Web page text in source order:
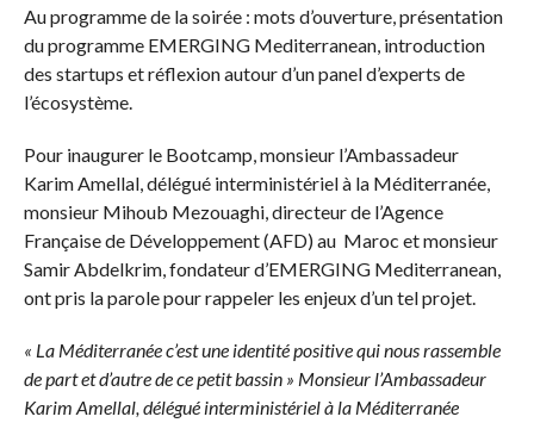
Au programme de la soirée : mots d’ouverture, présentation
du programme EMERGING Mediterranean, introduction
des startups et réflexion autour d’un panel d’experts de
l’écosystème.
Pour inaugurer le Bootcamp, monsieur l’Ambassadeur
Karim Amellal, délégué interministériel à la Méditerranée,
monsieur Mihoub Mezouaghi, directeur de l’Agence
Française de Développement (AFD) au Maroc et monsieur
Samir Abdelkrim, fondateur d’EMERGING Mediterranean,
ont pris la parole pour rappeler les enjeux d’un tel projet.
« La Méditerranée c’est une identité positive qui nous rassemble
de part et d’autre de ce petit bassin » Monsieur l’Ambassadeur
Karim Amellal, délégué interministériel à la Méditerranée